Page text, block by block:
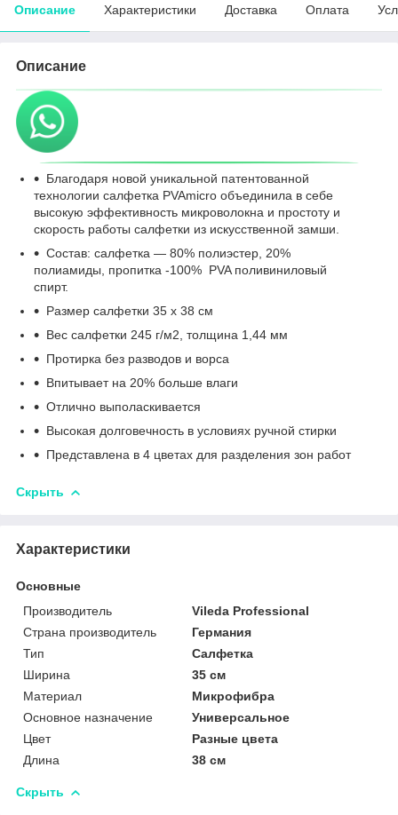
Описание Характеристики Доставка Оплата
Описание
Благодаря новой уникальной патентованной
технологии салфетка PVAmicro объединила в себе
высокую эффективность микроволокна и простоту и
скорость работы салфетки из искусственной замши.
Состав: салфетка ― 80% полиэстер, 20%
полиамиды, пропитка -100% PVA поливиниловый
спирт.
Размер салфетки 35 х 38 см
Вес салфетки 245 г/м2, толщина 1,44 мм
Протирка без разводов и ворса
Впитывает на 20% больше влаги
Отлично выполаскивается
Высокая долговечность в условиях ручной стирки
Представлена в 4 цветах для разделения зон работ
Скрыть
Характеристики
Основные
Производитель
Vileda Professional
Страна производитель
Германия
Тип
Салфетка
Ширина
35 см
Материал
Микрофибра
Основное назначение
Универсальное
Цвет
Разные цвета
Длина
38 см
Скрыть